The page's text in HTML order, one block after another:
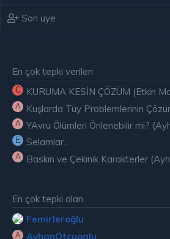
Son üye
En çok tepki verilen
C KURUMA KESİN ÇÖZÜM (Etkin
A Kuşlarda Tüy Problemlerinin
A YAvru Ölümleri Önlenebilir mi?
E Selamlar..
A Baskın ve Çekinik Karakterler
En çok tepki alan
Femirleroğlu
A AyhanOtcuoglu